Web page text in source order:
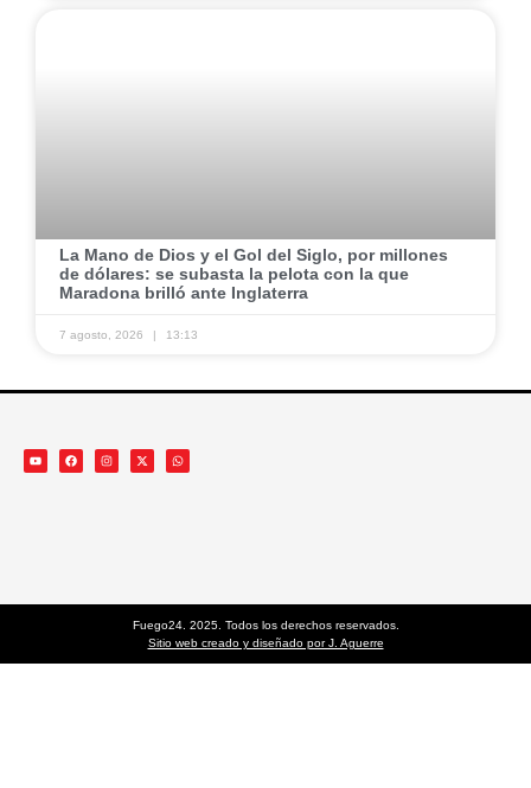
​La Mano de Dios y el Gol del Siglo, por millones
de dólares: se subasta la pelota con la que
Maradona brilló ante Inglaterra
7 agosto, 2026 13:13
Fuego24. 2025. Todos los derechos reservados.
Sitio web creado y diseñado por J. Aguerre